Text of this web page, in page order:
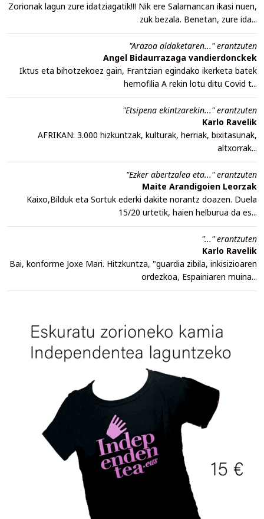
Zorionak lagun zure idatziagatik!!! Nik ere Salamancan ikasi nuen,
zuk bezala. Benetan, zure ida...
"Arazoa aldaketaren..." erantzuten
Angel Bidaurrazaga vandierdonckek
Iktus eta bihotzekoez gain, Frantzian egindako ikerketa batek
hemofilia A rekin lotu ditu Covid t...
"Etsipena ekintzarekin..." erantzuten
Karlo Ravelik
AFRIKAN: 3.000 hizkuntzak, kulturak, herriak, bixitasunak,
altxorrak...
"Ezker abertzalea eta..." erantzuten
Maite Arandigoien Leorzak
Kaixo,Bilduk eta Sortuk ederki dakite norantz doazen. Duela
15/20 urtetik, haien helburua da es...
"..." erantzuten
Karlo Ravelik
Bai, konforme Joxe Mari. Hitzkuntza, "guardia zibila, inkisizioaren
ordezkoa, Espainiaren muina...